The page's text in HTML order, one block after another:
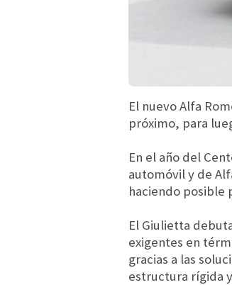
El nuevo Alfa
próximo, para
En el año del
automóvil y de
haciendo posible
El Giulietta
exigentes en
gracias a las
estructura rígida